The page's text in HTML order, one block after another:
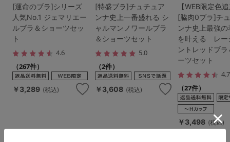
[運命のブラ]シリーズ
人気No.1 ジェマリエー
ルブラ＆ショーツセッ
ト
4.6
（267件）
￥3,289 (税込)
[特盛ブラ]チュチュア
ンナ史上一番盛れる シ
ャルマンノワールブラ
＆ショーツセット
5.0
（2件）
￥3,608 (税込)
【WEB限定色
[脇肉0ブラ]チ
ンナ史上最強
を叶える レー
ントレッドブ
ーツセット
4.7
（27件）
￥3,498 (税込)